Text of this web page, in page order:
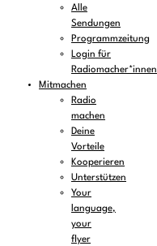
Alle
Sendungen
Programmzeitung
Login für
Radiomacher*innen
Mitmachen
Radio
machen
Deine
Vorteile
Kooperieren
Unterstützen
Your
language,
your
flyer